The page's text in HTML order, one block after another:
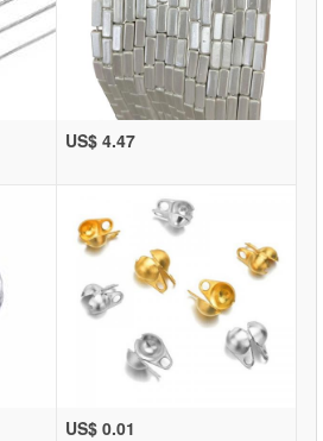
US$ 4.47
US$ 0.01